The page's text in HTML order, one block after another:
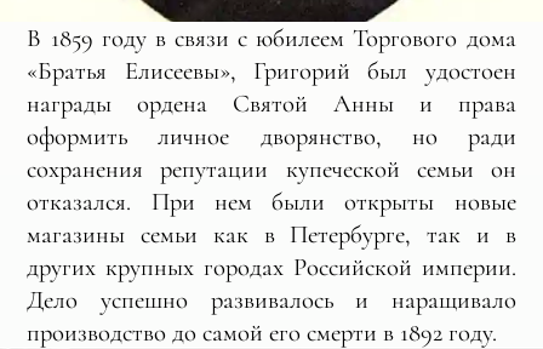
В 1859 году в связи с юбилеем Торгового дома
«Братья Елисеевы», Григорий был удостоен
награды ордена Святой Анны и права
оформить личное дворянство, но ради
сохранения репутации купеческой семьи он
отказался. При нем были открыты новые
магазины семьи как в Петербурге, так и в
других крупных городах Российской империи.
Дело успешно развивалось и наращивало
производство до самой его смерти в 1892 году.